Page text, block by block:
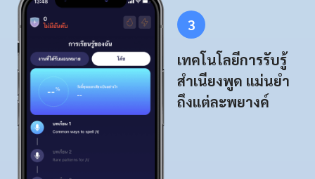
3
เทคโนโลยีการรับรู้
สำเนียงพูด แม่นยำ
ถึงแต่ละพยางค์